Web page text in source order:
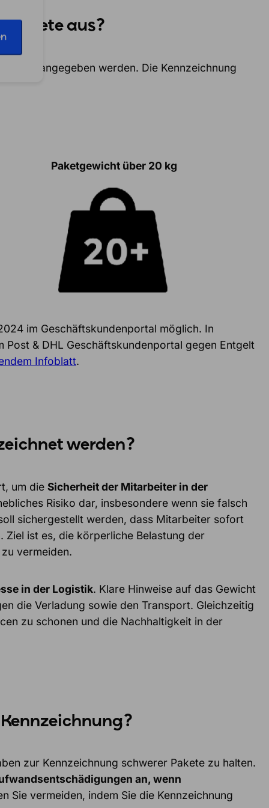
Pakete aus?
angegeben werden. Die Kennzeichnung
Paketgewicht über 20 kg
im Geschäftskundenportal möglich. In
& DHL Geschäftskundenportal gegen Entgelt
Infoblatt.
werden?
um die Sicherheit der Mitarbeiter in der
Risiko dar, insbesondere wenn sie falsch
sichergestellt werden, dass Mitarbeiter sofort
ist es, die körperliche Belastung der
vermeiden.
in der Logistik. Klare Hinweise auf das Gewicht
die Verladung sowie den Transport. Gleichzeitig
zu schonen und die Nachhaltigkeit in der
zur Kennzeichnung schwerer Pakete zu halten.
an, wenn
Sie vermeiden, indem Sie die Kennzeichnung